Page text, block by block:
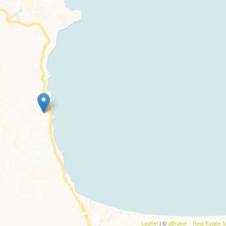
Leaflet | ©aBroker - Real Estate